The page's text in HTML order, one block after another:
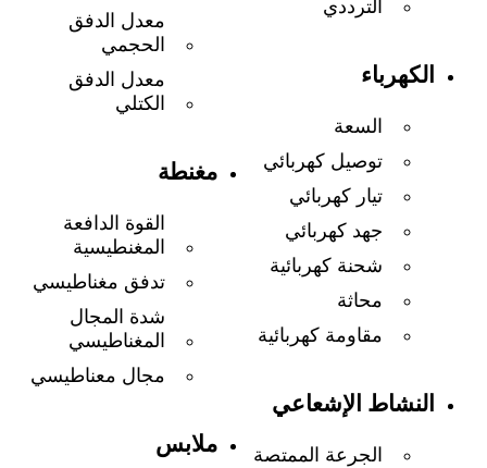
الترددي
الكهرباء
السعة
توصيل كهربائي
تيار كهربائي
جهد كهربائي
شحنة كهربائية
محاثة
مقاومة كهربائية
النشاط الإشعاعي
الجرعة الممتصة
معدل الدفق
الحجمي
معدل الدفق
الكتلي
مغنطة
القوة الدافعة
المغنطيسية
تدفق مغناطيسي
شدة المجال
المغناطيسي
مجال معناطيسي
ملابس